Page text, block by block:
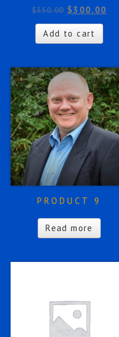
$350.00 $300.00
Add to cart
PRODUCT 9
Read more